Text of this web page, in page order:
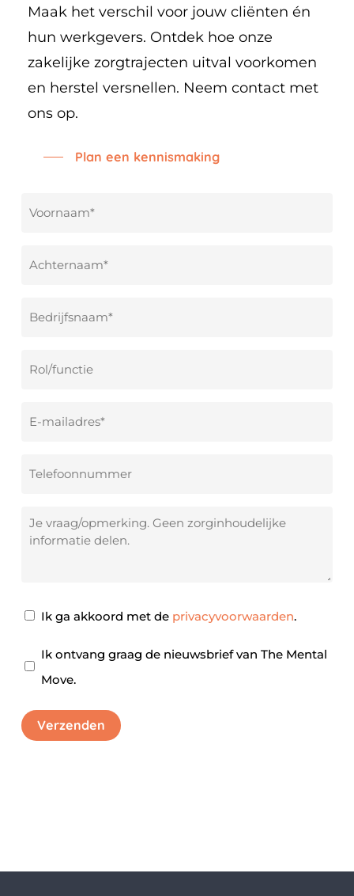
Maak het verschil voor jouw cliënten én
hun werkgevers. Ontdek hoe onze
zakelijke zorgtrajecten uitval voorkomen
en herstel versnellen. Neem contact met
ons op.
Plan een kennismaking
Voornaam
Achternaam *
Bedrijfsnaam
Rol/functie
E-
Telefoonnummer
Je
vraag/opmerking
Privacy
Ik ga akkoord met de privacyvoorwaarden.
Nieuwsbrief
Ik ontvang graag de nieuwsbrief van The Mental
Move.
Verzenden